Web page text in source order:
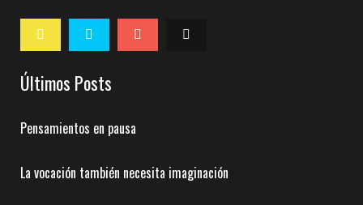
Últimos Posts
Pensamientos en pausa
La vocación también necesita imaginación